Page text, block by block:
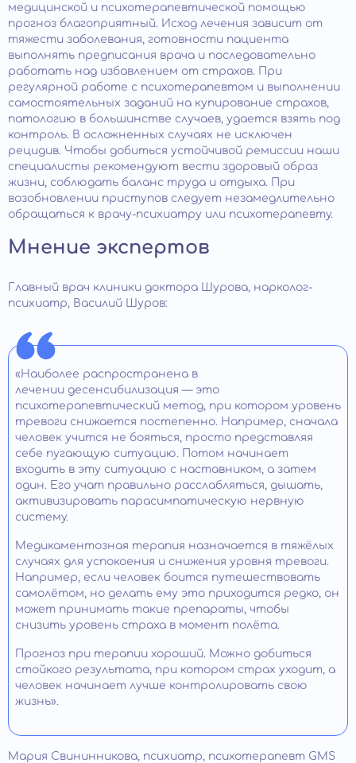
медицинской и психотерапевтической помощью
прогноз благоприятный. Исход лечения зависит от
тяжести заболевания, готовности пациента
выполнять предписания врача и последовательно
работать над избавлением от страхов. При
регулярной работе с психотерапевтом и выполнении
самостоятельных заданий на купирование страхов,
патологию в большинстве случаев, удается взять под
контроль. В осложненных случаях не исключен
рецидив. Чтобы добиться устойчивой ремиссии наши
специалисты рекомендуют вести здоровый образ
жизни, соблюдать баланс труда и отдыха. При
возобновлении приступов следует незамедлительно
обращаться к врачу-психиатру или психотерапевту.
Мнение экспертов
Главный врач клиники доктора Шурова, нарколог-
психиатр, Василий Шуров:
«Наиболее распространена в
лечении десенсибилизация — это
психотерапевтический метод, при котором уровень
тревоги снижается постепенно. Например, сначала
человек учится не бояться, просто представляя
себе пугающую ситуацию. Потом начинает
входить в эту ситуацию с наставником, а затем
один. Его учат правильно расслабляться, дышать,
активизировать парасимпатическую нервную
систему.
Медикаментозная терапия назначается в тяжёлых
случаях для успокоения и снижения уровня тревоги.
Например, если человек боится путешествовать
самолётом, но делать ему это приходится редко, он
может принимать такие препараты, чтобы
снизить уровень страха в момент полёта.
Прогноз при терапии хороший. Можно добиться
стойкого результата, при котором страх уходит, а
человек начинает лучше контролировать свою
жизнь».
Мария Свининникова, психиатр, психотерапевт GMS